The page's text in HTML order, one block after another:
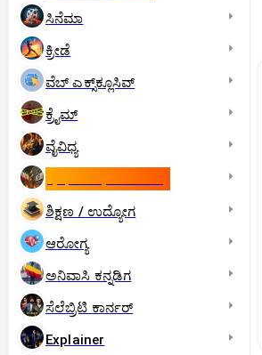
ಸಿನೆಮಾ
ಕ್ರೀಡೆ
ವೆಬ್ ಎಕ್ಸ್‌ಕ್ಲೂಸಿವ್
ಕ್ರೈಮ್
ವೈವಿಧ್ಯ
ಶಿಕ್ಷಣ / ಉದ್ಯೋಗ
ಆರೋಗ್ಯ
ಅನಿವಾಸಿ ಕನ್ನಡಿಗ
ಸೆಲೆಬ್ರಿಟಿ ಕಾರ್ನರ್‌
Explainer